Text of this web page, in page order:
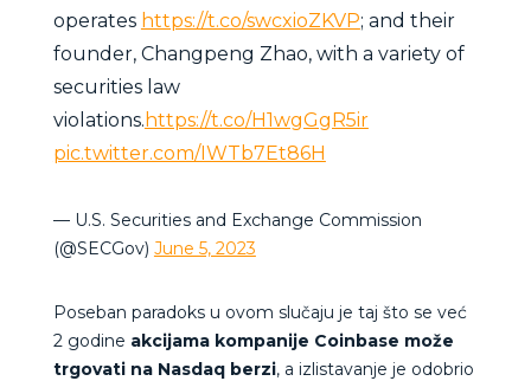
operates https://t.co/swcxioZKVP; and their
founder, Changpeng Zhao, with a variety of
securities law
violations. https://t.co/H1wgGgR5ir
pic.twitter.com/IWTb7Et86H
— U.S. Securities and Exchange Commission
(@SECGov) June 5, 2023
Poseban paradoks u ovom slučaju je taj što se već
2 godine akcijama kompanije Coinbase može
trgovati na Nasdaq berzi, a izlistavanje je odobrio